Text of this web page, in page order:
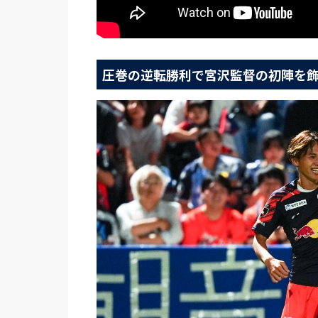
圧巻の逆転勝利で宮沢監督の初陣を